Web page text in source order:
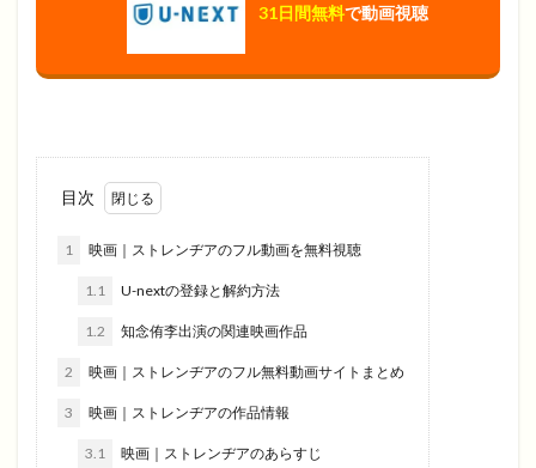
31日間無料で動画視聴
目次
1 映画｜ストレンヂアのフル動画を無料視聴
1.1 U-nextの登録と解約方法
1.2 知念侑李出演の関連映画作品
2 映画｜ストレンヂアのフル無料動画サイトまとめ
3 映画｜ストレンヂアの作品情報
3.1 映画｜ストレンヂアのあらすじ